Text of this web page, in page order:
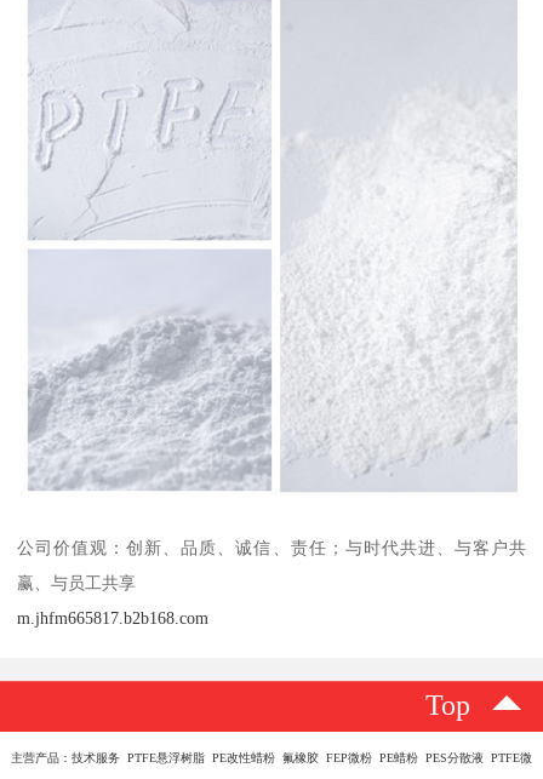
公司价值观：创新、品质、诚信、责任；与时代共进、与客户共
赢、与员工共享
m.jhfm665817.b2b168.com
Top
主营产品：技术服务 PTFE悬浮树脂 PE改性蜡粉 氟橡胶 FEP微粉 PE蜡粉 PES分散液 PTFE微